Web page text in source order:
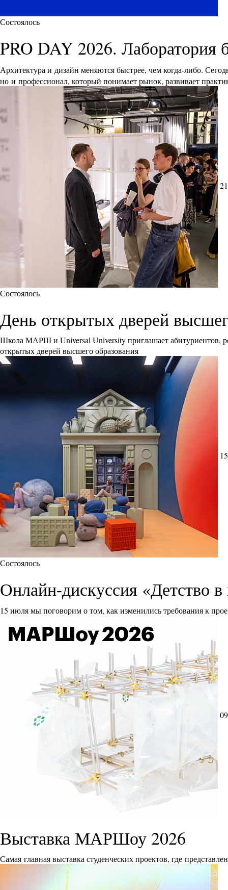
Состоялось
PRO DAY 2026. Лаборатория
Архитектура и дизайн меняются быстрее, чем когда-либо.
но и профессионал, который понимает рынок, развивает
Состоялось
День открытых дверей
Школа МАРШ и Universal University приглашает абитуриентов,
открытых дверей высшего образования
Состоялось
Онлайн-дискуссия «Детство
15 июля мы поговорим о том, как изменились требования к
Выставка МАРШоу 2026
Самая главная выставка студенческих проектов, где